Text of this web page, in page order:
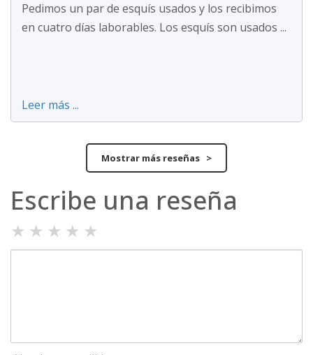
Pedimos un par de esquís usados y los recibimos
en cuatro días laborables. Los esquís son usados ...
Leer más ...
Mostrar más reseñas >
Escribe una reseña
★ ★ ★ ★ ★